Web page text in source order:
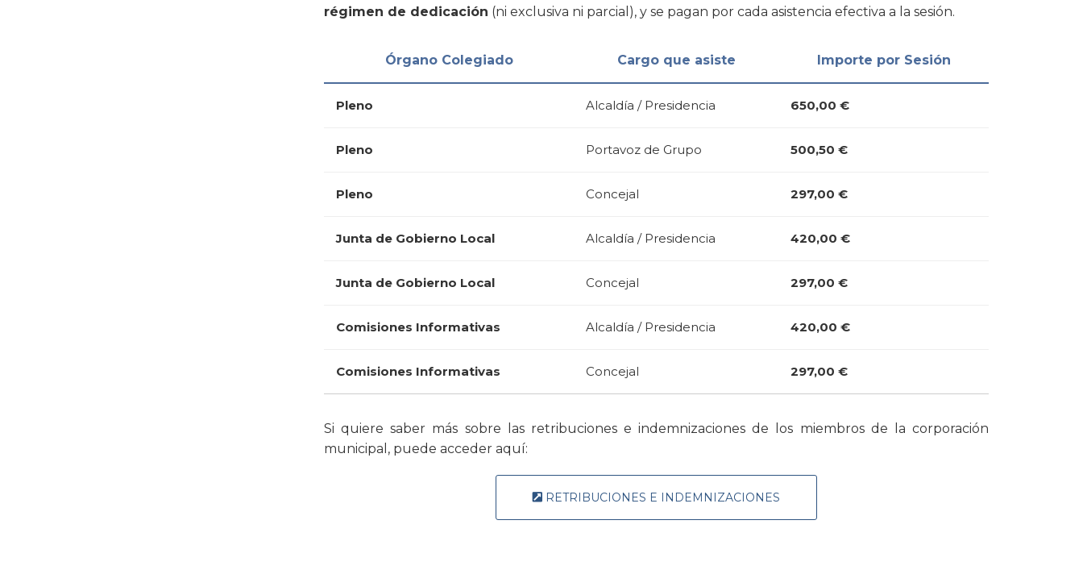
régimen de dedicación (ni exclusiva ni parcial), y se pagan por cada asistencia efectiva a la sesión.
Órgano Colegiado Cargo que asiste Importe por Sesión
Pleno Alcaldía / Presidencia 650,00 €
Pleno Portavoz de Grupo 500,50 €
Pleno Concejal 297,00 €
Junta de Gobierno Local Alcaldía / Presidencia 420,00 €
Junta de Gobierno Local Concejal 297,00 €
Comisiones Informativas Alcaldía / Presidencia 420,00 €
Comisiones Informativas Concejal 297,00 €
Si quiere saber más sobre las retribuciones e indemnizaciones de los miembros de la corporación
municipal, puede acceder aquí:
RETRIBUCIONES E INDEMNIZACIONES